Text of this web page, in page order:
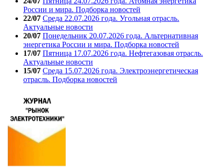
России и мира. Подборка новостей
22/07 Среда 22.07.2026 года. Угольная отрасль.
Актуальные новости
20/07 Понедельник 20.07.2026 года. Альтернативная
энергетика России и мира. Подборка новостей
17/07 Пятница 17.07.2026 года. Нефтегазовая отрасль.
Актуальные новости
15/07 Среда 15.07.2026 года. Электроэнергетическая
отрасль. Подборка новостей